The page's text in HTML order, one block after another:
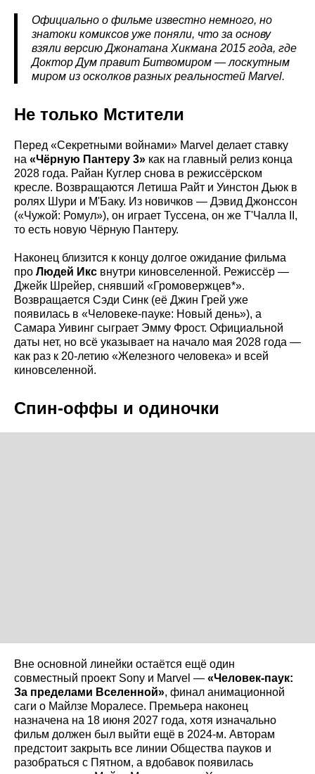
Официально о фильме известно немного, но
знатоки комиксов уже поняли, что за основу
взяли версию Джонатана Хикмана 2015 года, где
Доктор Дум правит Битвомиром — лоскутным
миром из осколков разных реальностей Marvel.
Не только Мстители
Перед «Секретными войнами» Marvel делает ставку
на «Чёрную Пантеру 3» как на главный релиз конца
2028 года. Райан Куглер снова в режиссёрском
кресле. Возвращаются Летиша Райт и Уинстон Дьюк в
ролях Шури и М'Баку. Из новичков — Дэвид Джонссон
(«Чужой: Ромул»), он играет Туссена, он же Т'Чалла II,
то есть новую Чёрную Пантеру.
Наконец близится к концу долгое ожидание фильма
про Людей Икс внутри киновселенной. Режиссёр —
Джейк Шрейер, снявший «Громовержцев*».
Возвращается Сэди Синк (её Джин Грей уже
появилась в «Человеке-пауке: Новый день»), а
Самара Уивинг сыграет Эмму Фрост. Официальной
даты нет, но всё указывает на начало мая 2028 года —
как раз к 20-летию «Железного человека» и всей
киновселенной.
Спин-оффы и одиночки
Вне основной линейки остаётся ещё один
совместный проект Sony и Marvel — «Человек-паук:
За пределами Вселенной», финал анимационной
саги о Майлзе Моралесе. Премьера наконец
назначена на 18 июня 2027 года, хотя изначально
фильм должен был выйти ещё в 2024-м. Авторам
предстоит закрыть все линии Общества пауков и
разобраться с Пятном, а вдобавок появилась